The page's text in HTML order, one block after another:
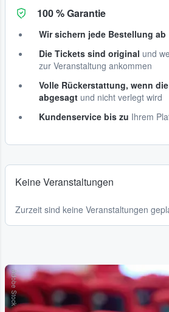
100 % Garantie
Wir sichern jede Bestellung ab
Die Tickets sind original und
zur Veranstaltung ankommen
Volle Rückerstattung, wenn
abgesagt und nicht verlegt wird
Kundenservice bis zu Ihrem
Keine Veranstaltungen
Zurzeit sind keine Veranstaltungen
Adobe Stock